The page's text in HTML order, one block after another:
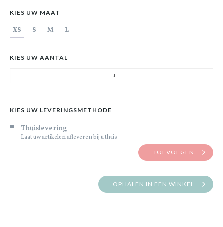
KIES UW MAAT
XS S M L
KIES UW AANTAL
KIES UW LEVERINGSMETHODE
Thuislevering
Laat uw artikelen afleveren bij u thuis
TOEVOEGEN
OPHALEN IN EEN WINKEL